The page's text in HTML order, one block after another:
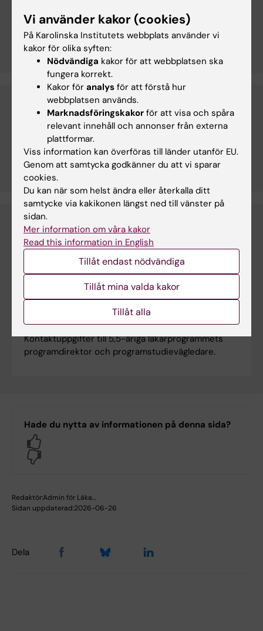
Verksamhetsförlagd utbildning (VFU)
VFU i det 5,5-åriga läkarprogrammet.
Efter utbytesstudierna - tillgodoräknande
Information om tillgodoräknande av SVK efter dina
utbytesstudier.
Behörighetskrav och examination
Det du behöver veta om krav för behörighet och
examination gällande 5,5-åriga läkarprogrammet.
Kontaktuppgifter
Kontaktuppgifter till 5,5-åriga läkarprogrammets
programdirektor och programstudievägledare.
Hade du nytta av informationen på denna sida?
Redaktör:Admin för Läka…
Sidan uppdaterad:2026-06-26
Dela
Vi använder kakor (cookies)
På Karolinska Institutets webbplats använder vi
kakor för olika syften:
Nödvändiga kakor för att webbplatsen ska
fungera korrekt.
Kakor för analys för att förstå hur
webbplatsen används.
Marknadsföringskakor för att visa och spåra
relevant innehåll och annonser från externa
plattformar.
Viss information kan överföras till länder utanför EU.
Genom att samtycka godkänner du att vi sparar
cookies.
Du kan när som helst ändra eller återkalla ditt
samtycke via kakikonen längst ned till vänster på
sidan.
Mer information om våra kakor
Read this information in English
Tillåt endast nödvändiga
Tillåt mina valda kakor
Tillåt alla